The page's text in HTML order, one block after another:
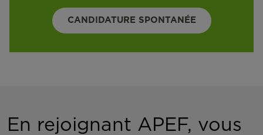
CANDIDATURE SPONTANÉE
En rejoignant APEF, vous